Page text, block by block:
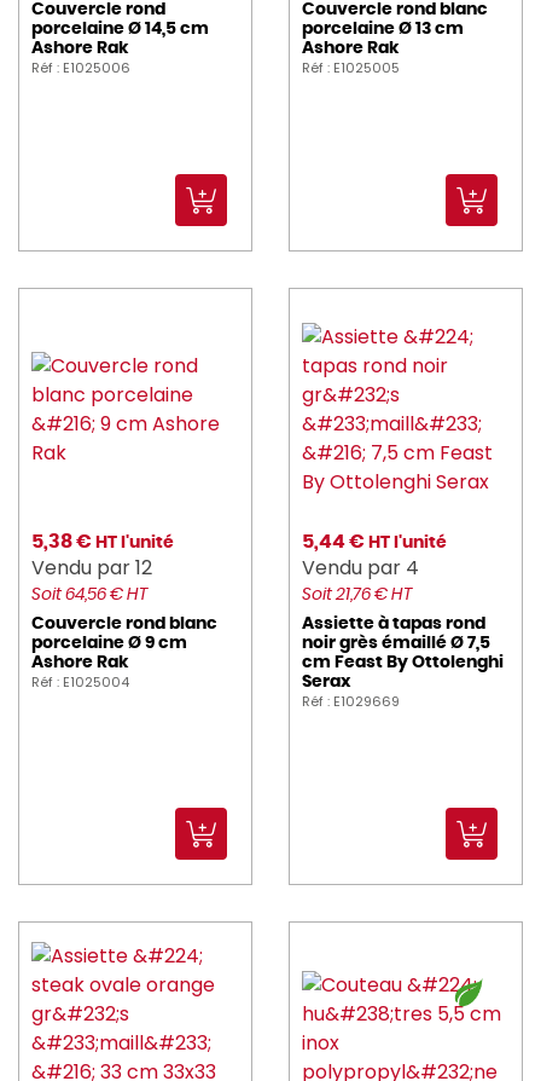
Couvercle rond
porcelaine Ø 14,5 cm
Ashore Rak
Réf : E1025006
Couvercle rond blanc
porcelaine Ø 13 cm
Ashore Rak
Réf : E1025005
5,38 € HT l'unité
Vendu par 12
Soit 64,56 € HT
Couvercle rond blanc
porcelaine Ø 9 cm
Ashore Rak
Réf : E1025004
5,44 € HT l'unité
Vendu par 4
Soit 21,76 € HT
Assiette à tapas rond
noir grès émaillé Ø 7,5
cm Feast By Ottolenghi
Serax
Réf : E1029669